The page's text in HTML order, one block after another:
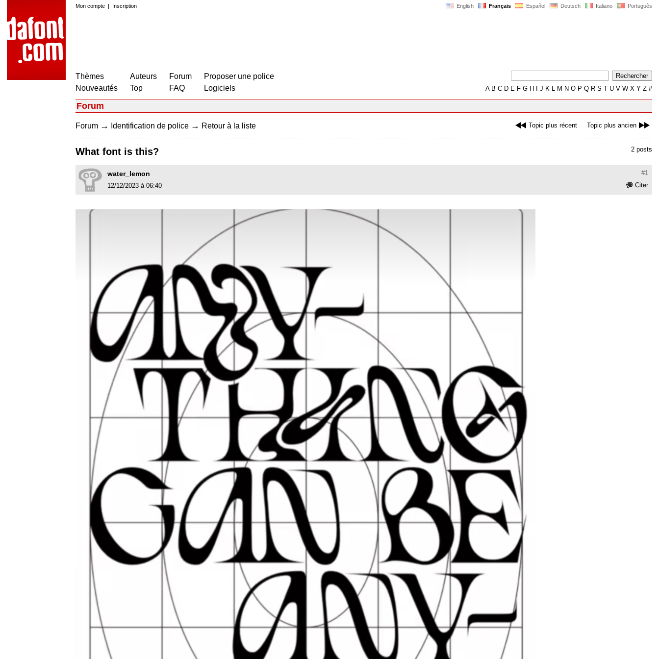
English Français Español Deutsch Italiano Português
Mon compte | Inscription
Thèmes
Nouveautés
Auteurs
Top
Forum
FAQ
Proposer une police
Logiciels
AB C D E F G H J K L M N O P Q R S T U V W X Y Z #
Forum
Topic plus récent Topic plus ancien
Forum → Identification de police → Retour à la liste
2 posts
What font is this?
#1
water_lemon
Citer
12/12/2023 à 06:40